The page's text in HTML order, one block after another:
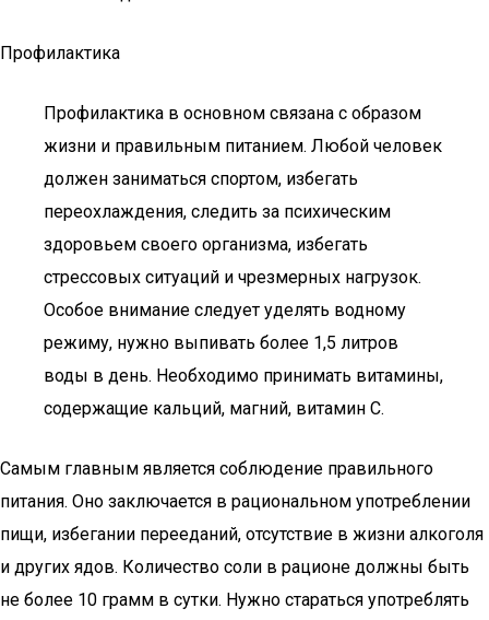
Профилактика
Профилактика в основном связана с образом
жизни и правильным питанием. Любой человек
должен заниматься спортом, избегать
переохлаждения, следить за психическим
здоровьем своего организма, избегать
стрессовых ситуаций и чрезмерных нагрузок.
Особое внимание следует уделять водному
режиму, нужно выпивать более 1,5 литров
воды в день. Необходимо принимать витамины,
содержащие кальций, магний, витамин С.
Самым главным является соблюдение правильного
питания. Оно заключается в рациональном употреблении
пищи, избегании перееданий, отсутствие в жизни алкоголя
и других ядов. Количество соли в рационе должны быть
не более 10 грамм в сутки. Нужно стараться употреблять